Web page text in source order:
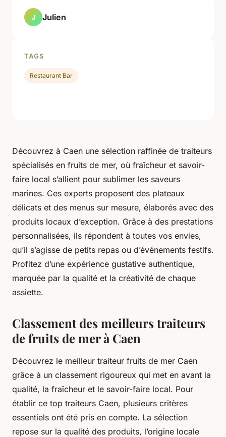
Découvrez à Caen une sélection raffinée de traiteurs
spécialisés en fruits de mer, où fraîcheur et savoir-
faire local s’allient pour sublimer les saveurs
marines. Ces experts proposent des plateaux
délicats et des menus sur mesure, élaborés avec des
produits locaux d’exception. Grâce à des prestations
personnalisées, ils répondent à toutes vos envies,
qu’il s’agisse de petits repas ou d’événements festifs.
Profitez d’une expérience gustative authentique,
marquée par la qualité et la créativité de chaque
assiette.
Classement des meilleurs traiteurs
de fruits de mer à Caen
Découvrez le meilleur traiteur fruits de mer Caen
grâce à un classement rigoureux qui met en avant la
qualité, la fraîcheur et le savoir-faire local. Pour
établir ce top traiteurs Caen, plusieurs critères
essentiels ont été pris en compte. La sélection
repose sur la qualité des produits, l’origine locale
J Julien
TAGS
Restaurant Bar